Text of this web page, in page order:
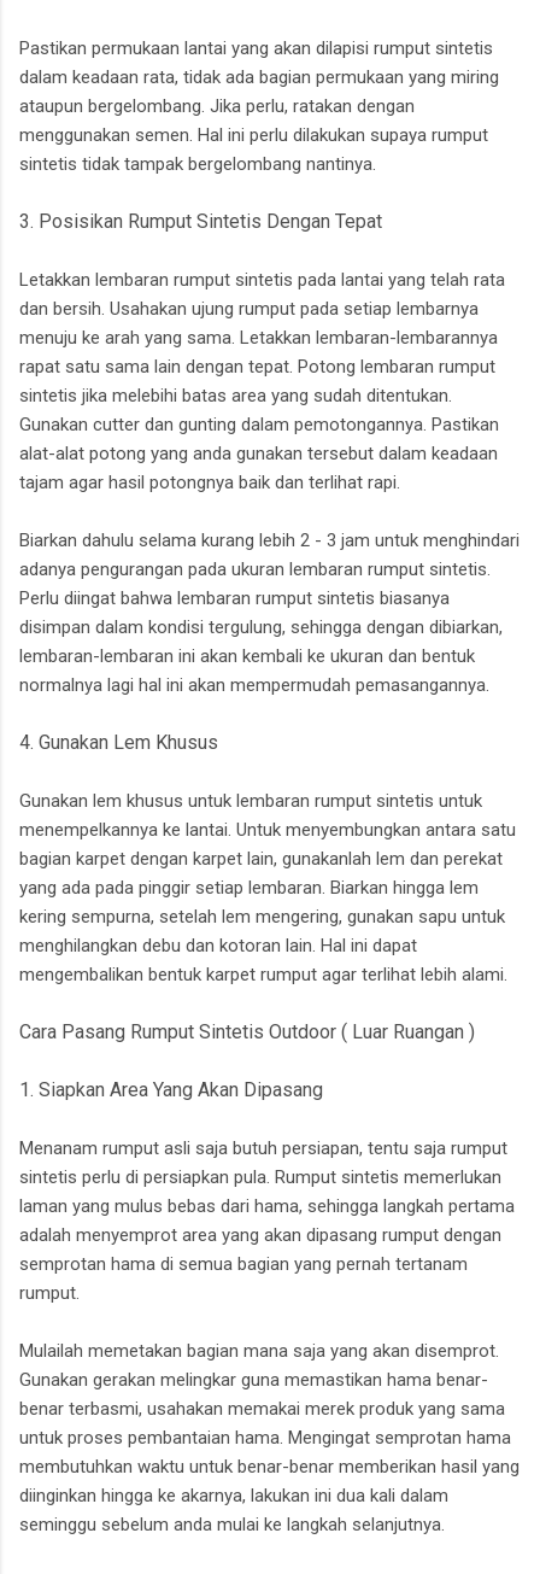
Pastikan permukaan lantai yang akan dilapisi rumput sintetis
dalam keadaan rata, tidak ada bagian permukaan yang miring
ataupun bergelombang. Jika perlu, ratakan dengan
menggunakan semen. Hal ini perlu dilakukan supaya rumput
sintetis tidak tampak bergelombang nantinya.
3. Posisikan Rumput Sintetis Dengan Tepat
Letakkan lembaran rumput sintetis pada lantai yang telah rata
dan bersih. Usahakan ujung rumput pada setiap lembarnya
menuju ke arah yang sama. Letakkan lembaran-lembarannya
rapat satu sama lain dengan tepat. Potong lembaran rumput
sintetis jika melebihi batas area yang sudah ditentukan.
Gunakan cutter dan gunting dalam pemotongannya. Pastikan
alat-alat potong yang anda gunakan tersebut dalam keadaan
tajam agar hasil potongnya baik dan terlihat rapi.
Biarkan dahulu selama kurang lebih 2 - 3 jam untuk menghindari
adanya pengurangan pada ukuran lembaran rumput sintetis.
Perlu diingat bahwa lembaran rumput sintetis biasanya
disimpan dalam kondisi tergulung, sehingga dengan dibiarkan,
lembaran-lembaran ini akan kembali ke ukuran dan bentuk
normalnya lagi hal ini akan mempermudah pemasangannya.
4. Gunakan Lem Khusus
Gunakan lem khusus untuk lembaran rumput sintetis untuk
menempelkannya ke lantai. Untuk menyembungkan antara satu
bagian karpet dengan karpet lain, gunakanlah lem dan perekat
yang ada pada pinggir setiap lembaran. Biarkan hingga lem
kering sempurna, setelah lem mengering, gunakan sapu untuk
menghilangkan debu dan kotoran lain. Hal ini dapat
mengembalikan bentuk karpet rumput agar terlihat lebih alami.
Cara Pasang Rumput Sintetis Outdoor ( Luar Ruangan )
1. Siapkan Area Yang Akan Dipasang
Menanam rumput asli saja butuh persiapan, tentu saja rumput
sintetis perlu di persiapkan pula. Rumput sintetis memerlukan
laman yang mulus bebas dari hama, sehingga langkah pertama
adalah menyemprot area yang akan dipasang rumput dengan
semprotan hama di semua bagian yang pernah tertanam
rumput.
Mulailah memetakan bagian mana saja yang akan disemprot.
Gunakan gerakan melingkar guna memastikan hama benar-
benar terbasmi, usahakan memakai merek produk yang sama
untuk proses pembantaian hama. Mengingat semprotan hama
membutuhkan waktu untuk benar-benar memberikan hasil yang
diinginkan hingga ke akarnya, lakukan ini dua kali dalam
seminggu sebelum anda mulai ke langkah selanjutnya.